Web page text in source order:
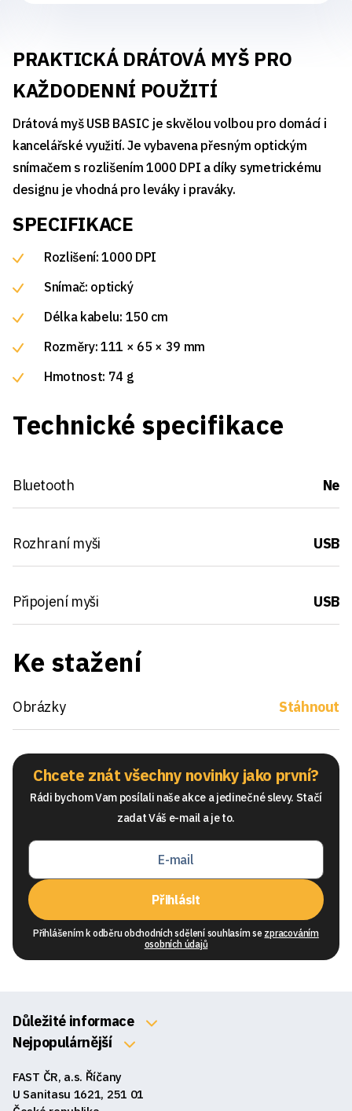
PRAKTICKÁ DRÁTOVÁ MYŠ PRO
KAŽDODENNÍ POUŽITÍ
Drátová myš USB BASIC je skvělou volbou pro domácí i
kancelářské využití. Je vybavena přesným optickým
snímačem s rozlišením 1000 DPI a díky symetrickému
designu je vhodná pro leváky i praváky.
SPECIFIKACE
Rozlišení: 1000 DPI
Snímač: optický
Délka kabelu: 150 cm
Rozměry: 111 × 65 × 39 mm
Hmotnost: 74 g
Technické specifikace
Bluetooth Ne
Rozhraní myši USB
Připojení myši USB
Ke stažení
Obrázky Stáhnout
Chcete znát všechny novinky jako první?
Rádi bychom Vam posílali naše akce a jedinečné slevy. Stačí
zadat Váš e-mail a je to.
Přihlásit
Přihlášením k odběru obchodních sdělení souhlasím se zpracováním
osobních údajů
Důležité informace
O nás
Obchodní podmínky
Nejpopulárnější
FAST ČR, a.s. Říčany
U Sanitasu 1621, 251 01